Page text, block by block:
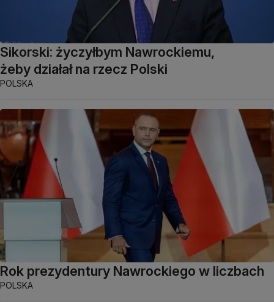
Sikorski: życzyłbym Nawrockiemu,
żeby działał na rzecz Polski
POLSKA
Rok prezydentury Nawrockiego w liczbach
POLSKA